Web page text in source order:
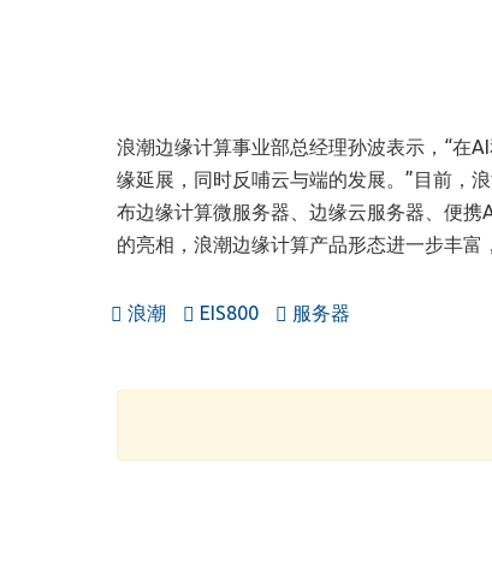
浪潮边缘计算事业部总经理孙波表示，“在
缘延展，同时反哺云与端的发展。”目前，
布边缘计算微服务器、边缘云服务器、便
的亮相，浪潮边缘计算产品形态进一步丰富
浪潮 EIS800 服务器